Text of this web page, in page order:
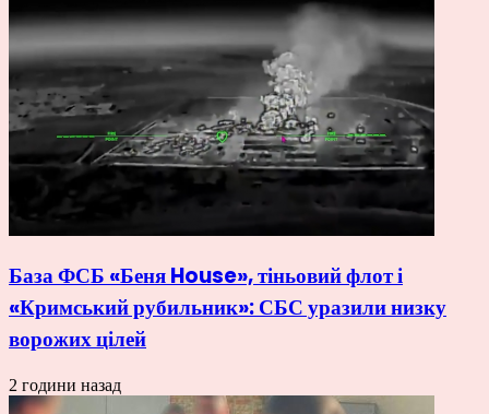
База ФСБ «Беня House», тіньовий флот і
«Кримський рубильник»: СБС уразили низку
ворожих цілей
2 години назад